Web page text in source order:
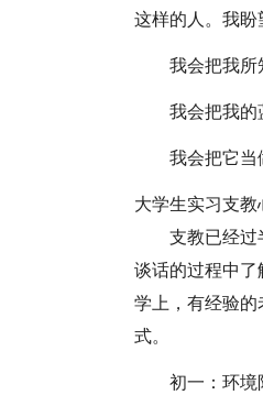
这样的人。我盼
我会把我所
我会把我的
我会把它当
大学生实习支教
支教已经过
谈话的过程中
学上，有经验
式。
初一：环境